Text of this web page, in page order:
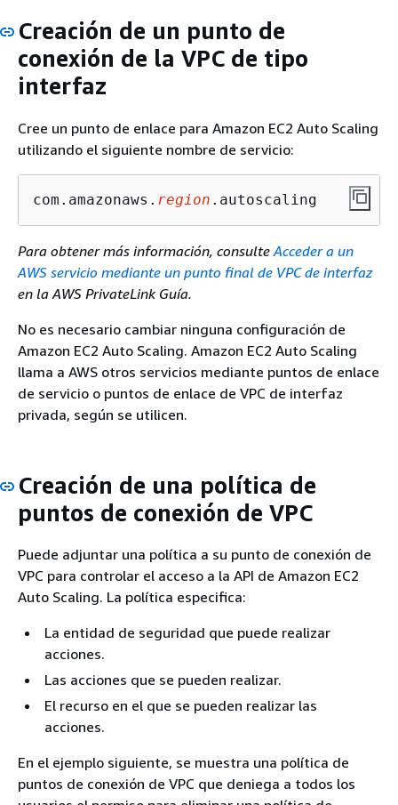
Creación de un punto de
conexión de la VPC de tipo
interfaz
Cree un punto de enlace para Amazon EC2 Auto Scaling
utilizando el siguiente nombre de servicio:
com.amazonaws. region .autoscaling
Para obtener más información, consulte Acceder a un
AWS servicio mediante un punto final de VPC de interfaz
en la AWS PrivateLink Guía.
No es necesario cambiar ninguna configuración de
Amazon EC2 Auto Scaling. Amazon EC2 Auto Scaling
llama a AWS otros servicios mediante puntos de enlace
de servicio o puntos de enlace de VPC de interfaz
privada, según se utilicen.
Creación de una política de
puntos de conexión de VPC
Puede adjuntar una política a su punto de conexión de
VPC para controlar el acceso a la API de Amazon EC2
Auto Scaling. La política especifica:
La entidad de seguridad que puede realizar
acciones.
Las acciones que se pueden realizar.
El recurso en el que se pueden realizar las
acciones.
En el ejemplo siguiente, se muestra una política de
puntos de conexión de VPC que deniega a todos los